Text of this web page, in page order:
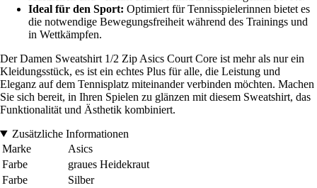
Ideal für den Sport: Optimiert für Tennisspielerinnen bietet es
die notwendige Bewegungsfreiheit während des Trainings und
in Wettkämpfen.
Der Damen Sweatshirt 1/2 Zip Asics Court Core ist mehr als nur ein
Kleidungsstück, es ist ein echtes Plus für alle, die Leistung und
Eleganz auf dem Tennisplatz miteinander verbinden möchten. Machen
Sie sich bereit, in Ihren Spielen zu glänzen mit diesem Sweatshirt, das
Funktionalität und Ästhetik kombiniert.
Zusätzliche Informationen
Marke
Asics
Farbe
graues Heidekraut
Farbe
Silber